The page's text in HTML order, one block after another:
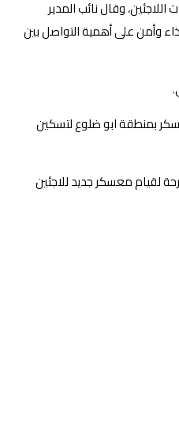
وقال نائب المدير
وأمن على أهمية التواصل بين
بمنطقة ابو ضلوع لتسكين
لقيام معسكر جديد للاجئين